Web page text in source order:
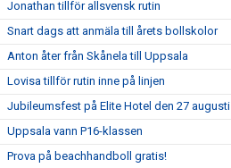
Jonathan tillför allsvensk rutin
Snart dags att anmäla till årets bollskolor
Anton åter från Skånela till Uppsala
Lovisa tillför rutin inne på linjen
Jubileumsfest på Elite Hotel den 27 augusti
Uppsala vann P16-klassen
Prova på beachhandboll gratis!